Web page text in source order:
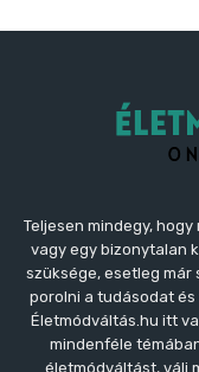
Teljesen mindegy,
vagy egy bizonytalan
szüksége, esetleg
porolni a tudásodat
Életmódváltás.hu itt
mindenféle
életmódváltást, válj